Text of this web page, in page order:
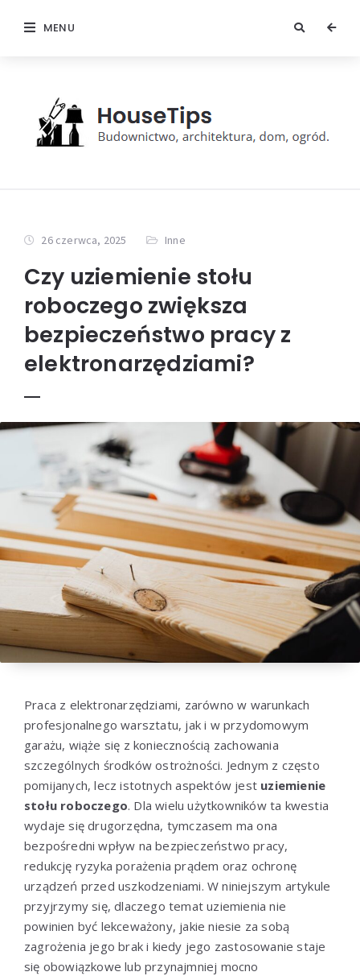
MENU
26 czerwca, 2025 Inne
Czy uziemienie stołu
roboczego zwiększa
bezpieczeństwo pracy z
elektronarzędziami?
Praca z elektronarzędziami, zarówno w warunkach
profesjonalnego warsztatu, jak i w przydomowym
garażu, wiąże się z koniecznością zachowania
szczególnych środków ostrożności. Jednym z często
pomijanych, lecz istotnych aspektów jest uziemienie
stołu roboczego. Dla wielu użytkowników ta kwestia
wydaje się drugorzędna, tymczasem ma ona
bezpośredni wpływ na bezpieczeństwo pracy,
redukcję ryzyka porażenia prądem oraz ochronę
urządzeń przed uszkodzeniami. W niniejszym artykule
przyjrzymy się, dlaczego temat uziemienia nie
powinien być lekceważony, jakie niesie za sobą
zagrożenia jego brak i kiedy jego zastosowanie staje
się obowiązkowe lub przynajmniej mocno